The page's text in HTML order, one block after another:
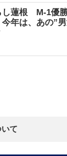
し蓮根 M-1優
年は、あの”
て